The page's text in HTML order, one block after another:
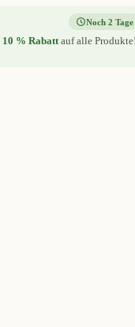
10 % Rabattauf alle
Noch 2 Tage